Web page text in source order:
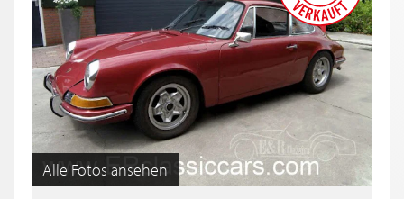
Alle Fotos ansehen